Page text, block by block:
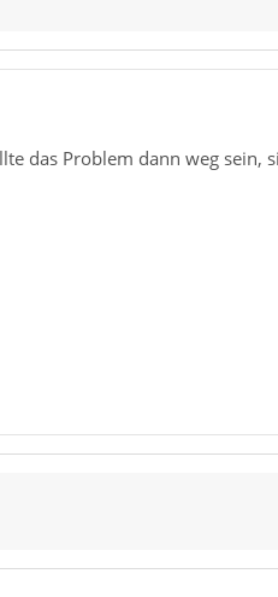
das Problem dann weg sein,